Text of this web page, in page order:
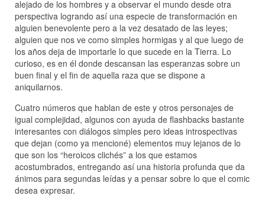
alejado de los hombres y a observar el mundo desde otra
perspectiva logrando así una especie de transformación en
alguien benevolente pero a la vez desatado de las leyes;
alguien que nos ve como simples hormigas y al que luego de
los años deja de importarle lo que sucede en la Tierra. Lo
curioso, es en él donde descansan las esperanzas sobre un
buen final y el fin de aquella raza que se dispone a
aniquilarnos.
Cuatro números que hablan de este y otros personajes de
igual complejidad, algunos con ayuda de flashbacks bastante
interesantes con diálogos simples pero ideas introspectivas
que dejan (como ya mencioné) elementos muy lejanos de lo
que son los “heroicos clichés” a los que estamos
acostumbrados, entregando así una historia profunda que da
ánimos para segundas leídas y a pensar sobre lo que el comic
desea expresar.